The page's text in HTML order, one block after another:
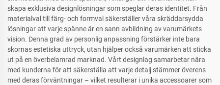
skapa exklusiva designlösningar som speglar deras identitet. Från
materialval till färg- och formval säkerställer våra skräddarsydda
lösningar att varje spänne är en sann avbildning av varumärkets
vision. Denna grad av personlig anpassning förstärker inte bara
skornas estetiska uttryck, utan hjälper också varumärken att sticka
ut på en överbelamrad marknad. Vårt designlag samarbetar nära
med kunderna för att säkerställa att varje detalj stämmer överens
med deras förväntningar – vilket resulterar i unika accessoarer som